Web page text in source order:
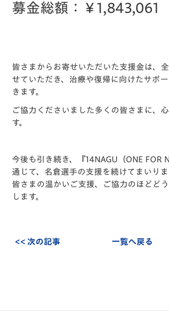
募金総額：￥1,843,061
皆さまからお寄せいただいた支援金は、
せていただき、治療や復帰に向けたサポ
きます。
ご協力くださいました多くの皆さまに、
す。
今後も引き続き、『14NAGU（ONE FOR
通じて、名倉選手の支援を続けてまいりま
皆さまの温かいご支援、ご協力のほどど
します。
<< 次の記事 一覧へ戻る